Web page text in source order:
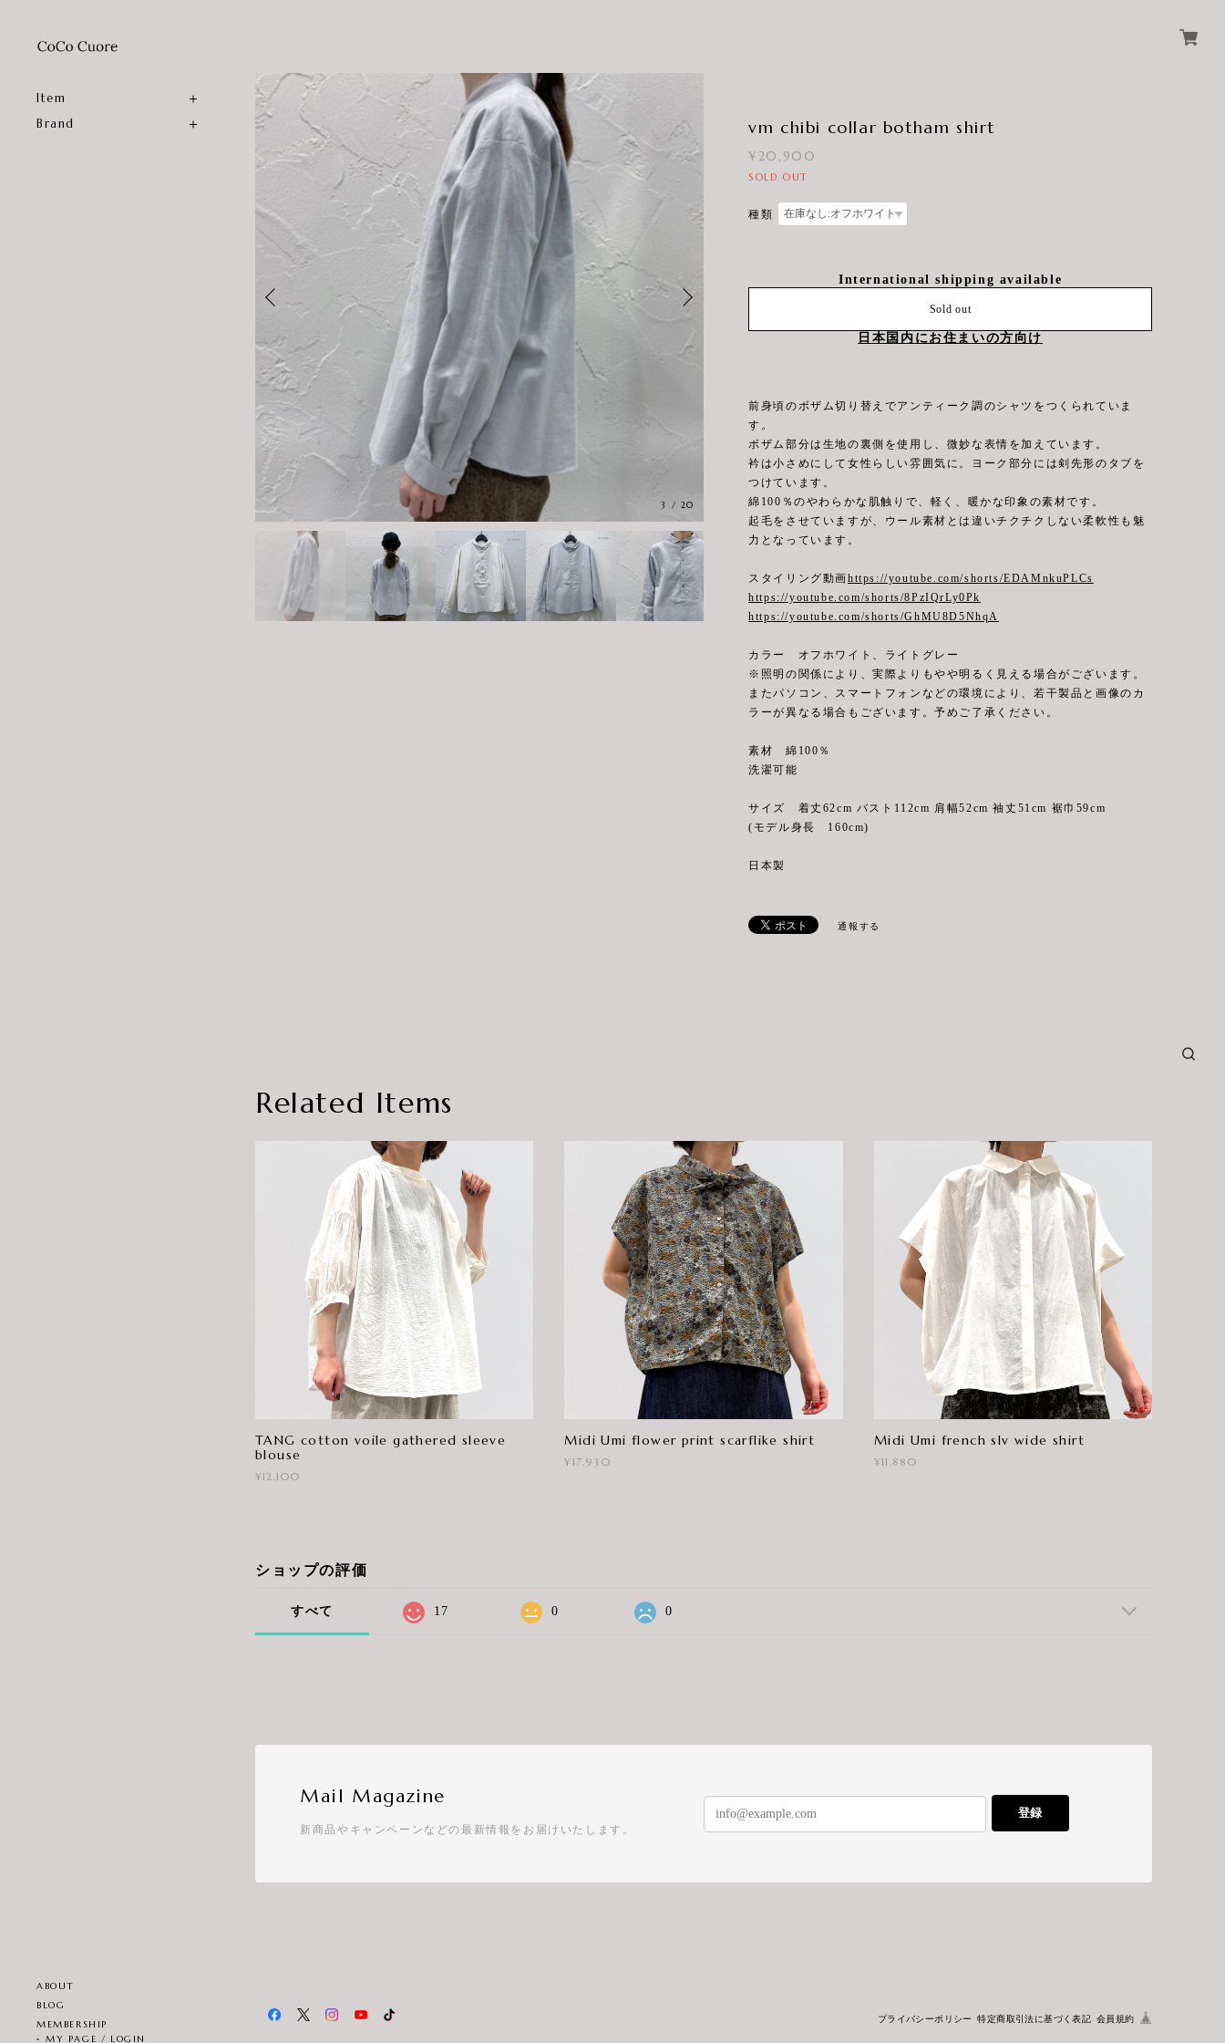
Item
Brand
ABOUT
BLOG
MEMBERSHIP
MY PAGE / LOGIN
3 / 20
vm chibi collar botham shirt
¥20,900
SOLD OUT
種類
International shipping available
Sold out
日本国内にお住まいの方向け
前身頃のボザム切り替えでアンティーク調のシャツをつくられていま
す。
ボザム部分は生地の裏側を使用し、微妙な表情を加えています。
衿は小さめにして女性らしい雰囲気に。ヨーク部分には剣先形のタブを
つけています。
綿100％のやわらかな肌触りで、軽く、暖かな印象の素材です。
起毛をさせていますが、ウール素材とは違いチクチクしない柔軟性も魅
力となっています。
スタイリング動画https://youtube.com/shorts/EDAMnkuPLCs
https://youtube.com/shorts/8PzIQrLy0Pk
https://youtube.com/shorts/GhMU8D5NhqA
カラー オフホワイト、ライトグレー
※照明の関係により、実際よりもやや明るく見える場合がございます。
またパソコン、スマートフォンなどの環境により、若干製品と画像のカ
ラーが異なる場合もございます。予めご了承ください。
素材 綿100％
洗濯可能
サイズ 着丈62cm バスト112cm 肩幅52cm 袖丈51cm 裾巾59cm
(モデル身長 160cm)
日本製
通報する
Related Items
TANG cotton voile gathered sleeve
blouse
¥12,100
Midi Umi flower print scarflike shirt
¥17,930
Midi Umi french slv wide shirt
¥11,880
ショップの評価
すべて 17 0 0
Mail Magazine
新商品やキャンペーンなどの最新情報をお届けいたします。
登録
プライバシーポリシー 特定商取引法に基づく表記 会員規約